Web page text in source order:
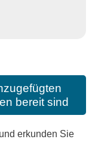
bereit sind
erkunden Sie